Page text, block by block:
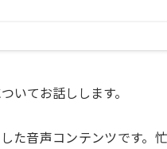
いてお話しします。
た音声コンテンツです。